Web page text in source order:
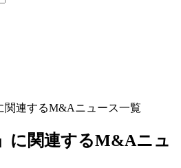
関連するM&Aニュース一覧
に関連するM&Aニュ